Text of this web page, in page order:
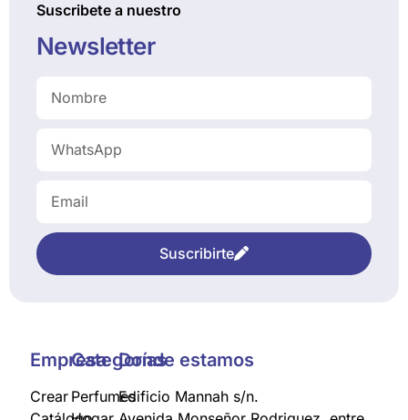
Suscribete a nuestro
Newsletter
Suscribirte
Empresa
Crear
Categorías
Perfumes
Donde estamos
Edificio Mannah s/n.